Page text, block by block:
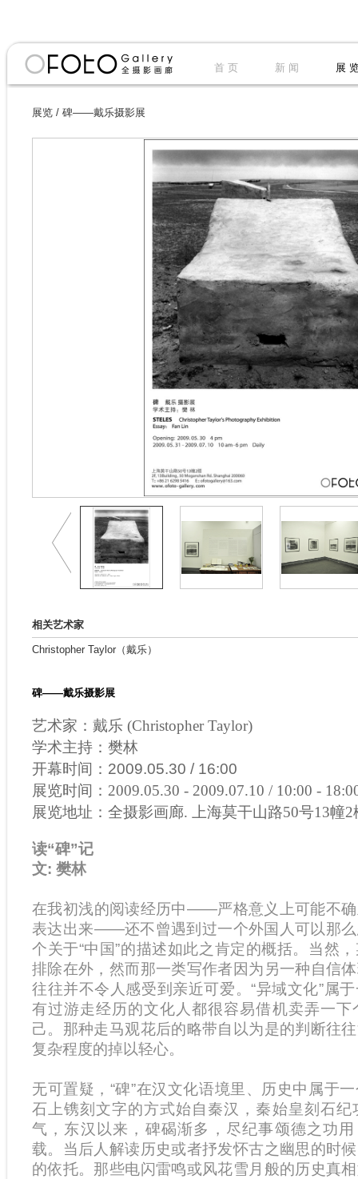
首 页 新 闻 展
展览 / 碑——戴乐摄影展
相关艺术家
Christopher Taylor（戴乐）
碑——戴乐摄影展
艺术家： 戴乐 (Christopher Taylor)
学术主持： 樊林
开幕时间：2009.05.30 / 16:00
展览时间：2009.05.30 - 2009.07.10 / 10:00 -
展览地址：全摄影画廊. 上海莫干山路50号13幢2
读“碑”记
文: 樊林
在我初浅的阅读经历中——严格意义上可能不
表达出来——还不曾遇到过一个外国人可以那
个关于“中国”的描述如此之肯定的概括。当然
排除在外，然而那一类写作者因为另一种自信
往往并不令人感受到亲近可爱。“异域文化”属
有过游走经历的文化人都很容易借机卖弄一
己。那种走马观花后的略带自以为是的判断往
复杂程度的掉以轻心。
无可置疑，“碑”在汉文化语境里、历史中属于
石上镌刻文字的方式始自秦汉，秦始皇刻石
气，东汉以来，碑碣渐多，尽纪事颂德之功用
载。当后人解读历史或者抒发怀古之幽思的时
的依托。那些电闪雷鸣或风花雪月般的历史真